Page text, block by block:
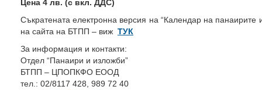
Цена 4 лв. (с вкл. ДДС)
Съкратената електронна версия на “Календар на
на сайта на БТПП – виж ТУК
За информация и контакти:
Отдел “Панаири и изложби”
БТПП – ЦПОПКФО ЕООД
тел.: 02/8117 428, 989 72 40